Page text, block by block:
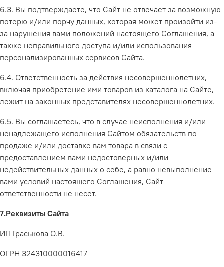
6.3. Вы подтверждаете, что Сайт не отвечает за возможную
потерю и/или порчу данных, которая может произойти из-
за нарушения вами положений настоящего Соглашения, а
также неправильного доступа и/или использования
персонализированных сервисов Сайта.
6.4. Ответственность за действия несовершеннолетних,
включая приобретение ими товаров из каталога на Сайте,
лежит на законных представителях несовершеннолетних.
6.5. Вы соглашаетесь, что в случае неисполнения и/или
ненадлежащего исполнения Сайтом обязательств по
продаже и/или доставке вам товара в связи с
предоставлением вами недостоверных и/или
недействительных данных о себе, а равно невыполнение
вами условий настоящего Соглашения, Сайт
ответственности не несет.
7.Реквизиты Сайта
ИП Граськова О.В.
ОГРН 324310000016417